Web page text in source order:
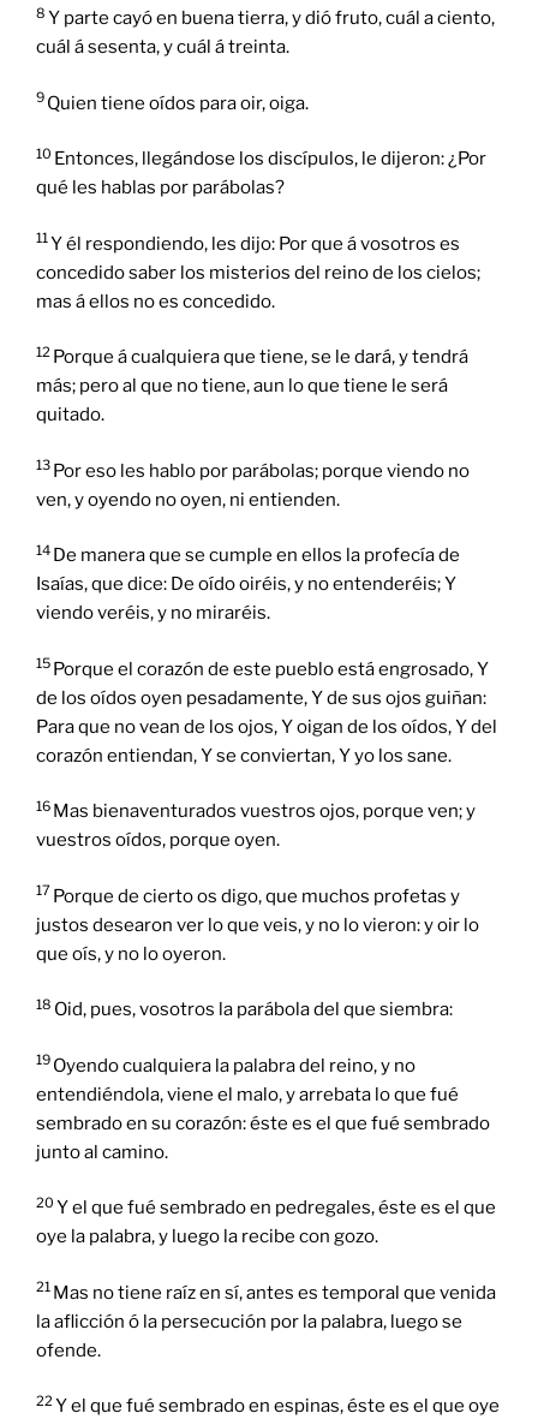
8 Y parte cayó en buena tierra, y dió fruto, cuál a ciento,
cuál á sesenta, y cuál á treinta.
9 Quien tiene oídos para oir, oiga.
10 Entonces, llegándose los discípulos, le dijeron: ¿Por
qué les hablas por parábolas?
11Y él respondiendo, les dijo: Por que á vosotros es
concedido saber los misterios del reino de los cielos;
mas á ellos no es concedido.
12 Porque á cualquiera que tiene, se le dará, y tendrá
más; pero al que no tiene, aun lo que tiene le será
quitado.
13 Por eso les hablo por parábolas; porque viendo no
ven, y oyendo no oyen, ni entienden.
14 De manera que se cumple en ellos la profecía de
Isaías, que dice: De oído oiréis, y no entenderéis; Y
viendo veréis, y no miraréis.
15 Porque el corazón de este pueblo está engrosado, Y
de los oídos oyen pesadamente, Y de sus ojos guiñan:
Para que no vean de los ojos, Y oigan de los oídos, Y del
corazón entiendan, Y se conviertan, Y yo los sane.
16 Mas bienaventurados vuestros ojos, porque ven; y
vuestros oídos, porque oyen.
17 Porque de cierto os digo, que muchos profetas y
justos desearon ver lo que veis, y no lo vieron: y oir lo
que oís, y no lo oyeron.
18 Oid, pues, vosotros la parábola del que siembra:
19 Oyendo cualquiera la palabra del reino, y no
entendiéndola, viene el malo, y arrebata lo que fué
sembrado en su corazón: éste es el que fué sembrado
junto al camino.
20 Y el que fué sembrado en pedregales, éste es el que
oye la palabra, y luego la recibe con gozo.
21 Mas no tiene raíz en sí, antes es temporal que venida
la aflicción ó la persecución por la palabra, luego se
ofende.
22 Y el que fué sembrado en espinas, éste es el que oye